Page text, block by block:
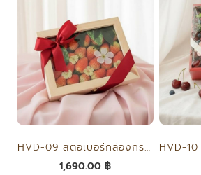
็็HVD-09 สตอเบอรี่กล่องกระจกไม้ฝาปิด
1,690.00 ฿